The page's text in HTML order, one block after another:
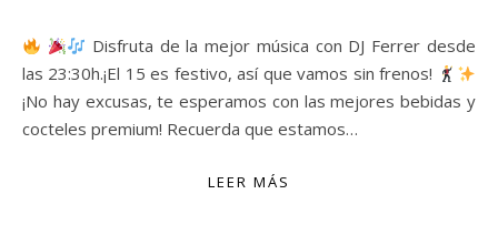
Disfruta de la mejor música con DJ Ferrer desde
las 23:30h.¡El 15 es festivo, así que vamos sin frenos!
¡No hay excusas, te esperamos con las mejores bebidas y
cocteles premium! Recuerda que estamos…
LEER MÁS